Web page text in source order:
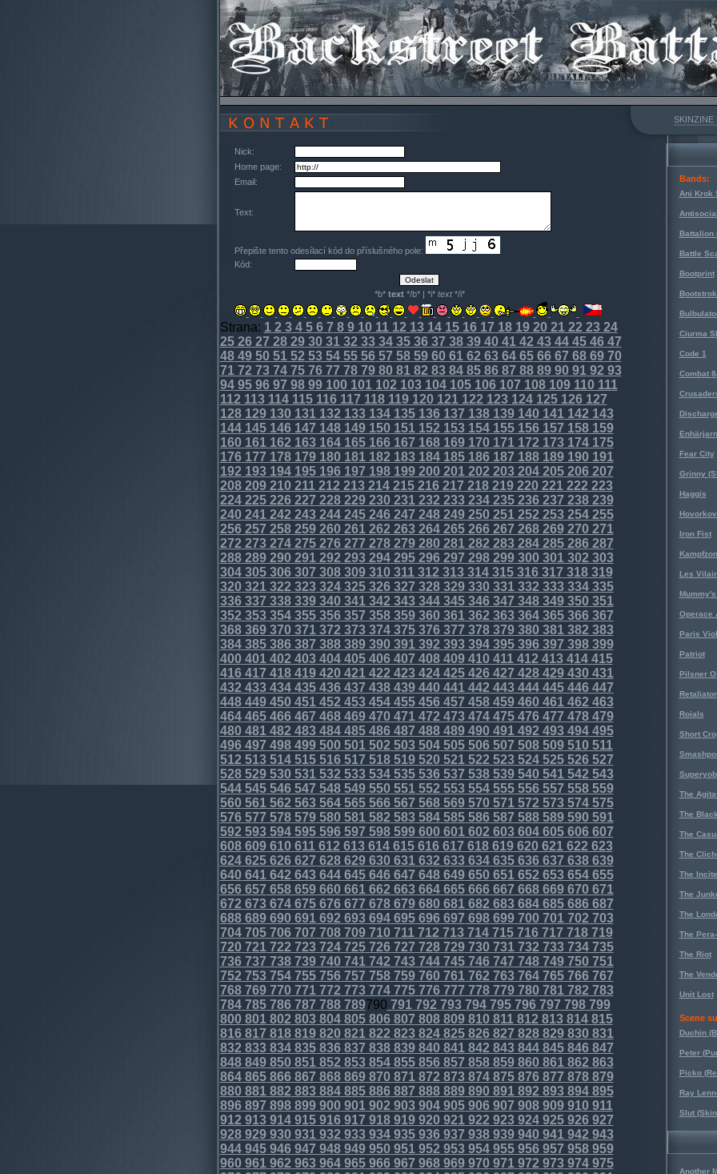
SKINZINE
Nick:
Home page:
Email:
Text:
Přepište tento odesílací kód do příslušného pole:
Kód:
*b* text*/b* | *i* text*/i*
Strana: 12 34567 89101112 1314151617 1819202122 2324
252627 2829303132 3334353637 3839404142 4344454647
4849505152 5354555657 5859606162 6364656667 686970
7172 7374757677 7879808182 8384858687 8889909192 93
94959697 9899100101102 103104105106107 108109110111
112 113114115116117 118119120121122 123124125126127
128129130131132 133134135136137 138139140141142 143
144145146147 148149150151152 153154155156157 158159
160161162 163164165166167 168169170171172 173174175
176177 178179180181182 183184185186187 188189190191
192 193194195196197 198199200201202 203204205206207
208209210211212 213214215216217 218219220221222 223
224225226227 228229230231232 233234235236237 238239
240241242 243244245246247 248249250251252 253254255
256257 258259260261262 263264265266267 268269270271
272 273274275276277 278279280281282 283284285286287
288289290291292 293294295296297 298299300301302 303
304305306307 308309310311312 313314315316317 318319
320321322 323324325326327 328329330331332 333334335
336337 338339340341342 343344345346347 348349350351
352 353354355356357 358359360361362 363364365366367
368369370371372 373374375376377 378379380381382 383
384385386387 388389390391392 393394395396397 398399
400401402 403404405406407 408409410411412 413414415
416417 418419420421422 423424425426427 428429430431
432 433434435436437 438439440441442 443444445446447
448449450451452 453454455456457 458459460461462 463
464465466467 468469470471472 473474475476477 478479
480481482 483484485486487 488489490491492 493494495
496497 498499500501502 503504505506507 508509510511
512 513514515516517 518519520521522 523524525526527
528529530531532 533534535536537 538539540541542 543
544545546547 548549550551552 553554555556557 558559
560561562 563564565566567 568569570571572 573574575
576577 578579580581582 583584585586587 588589590591
592 593594595596597 598599600601602 603604605606607
608609610611612 613614615616617 618619620621622 623
624625626627 628629630631632 633634635636637 638639
640641642 643644645646647 648649650651652 653654655
656657 658659660661662 663664665666667 668669670671
672 673674675676677 678679680681682 683684685686687
688689690691692 693694695696697 698699700701702 703
704705706707 708709710711712 713714715716717 718719
720721722 723724725726727 728729730731732 733734735
736737 738739740741742 743744745746747 748749750751
752 753754755756757 758759760761762 763764765766767
768769770771772 773774775776777 778779780781782 783
784785786787 788789790 791792 793794795796797 798799
800801802 803804805806807 808809810811812 813814815
816817 818819820821822 823824825826827 828829830831
832 833834835836837 838839840841842 843844845846847
848849850851852 853854855856857 858859860861862 863
864865866867 868869870871872 873874875876877 878879
880881882 883884885886887 888889890891892 893894895
896897 898899900901902 903904905906907 908909910911
912 913914915916917 918919920921922 923924925926927
928929930931932 933934935936937 938939940941942 943
944945946947 948949950951952 953954955956957 958959
960961962 963964965966967 968969970971972 973974975
Bands:
Ani Krok
Battalion
Battle
Bootprint
Ciurma
Code 1
Combat
Fear City
Grinny
Haggis
Iron Fist
Les
Operace
Paris
Patriot
Pilsner
Retaliator
Roials
Short
Superyob
The
The
The
The
The
The
The
The
The Riot
The
Unit Lost
Scene
Duchin
Peter
Picko
Ray
Slut
Another